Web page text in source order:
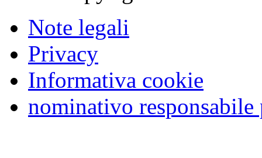
Note legali
Privacy
Informativa cookie
nominativo